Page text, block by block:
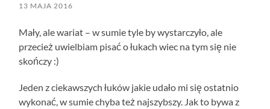
13 MAJA 2016
Mały, ale wariat – w sumie tyle by wystarczyło, ale
przecież uwielbiam pisać o łukach wiec na tym się nie
skończy :)
Jeden z ciekawszych łuków jakie udało mi się ostatnio
wykonać, w sumie chyba też najszybszy. Jak to bywa z